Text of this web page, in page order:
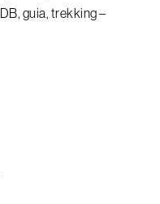
guia, trekking –